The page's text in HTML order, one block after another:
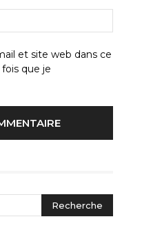
:
et site web dans ce
que je